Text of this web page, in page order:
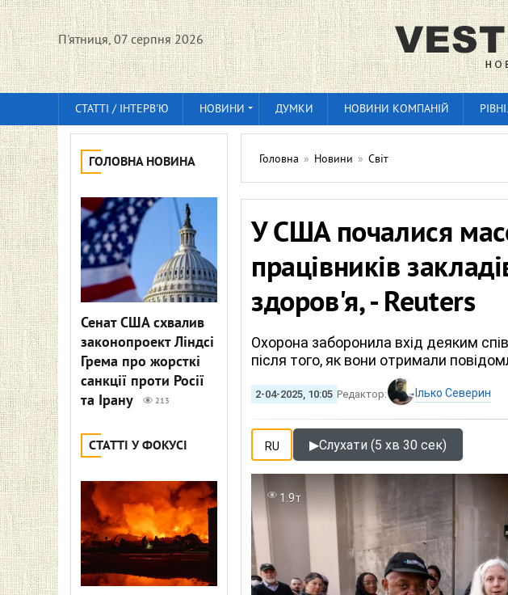
П'ятниця, 07 серпня 2026
СТАТТІ / ІНТЕРВ'Ю НОВИНИ ДУМКИ НОВИНИ КОМПАНІЙ
ГОЛОВНА НОВИНА
Сенат США схвалив
законопроект Ліндсі
Грема про жорсткі
санкції проти Росії
та Ірану
213
СТАТТІ У ФОКУСІ
Головна » Новини » Світ
У США почалися
працівників
здоров'я, - Reuters
Охорона заборонила вхід деяким
після того, як вони отримали
2-04-2025, 10:05 Редактор: Ілько Северин
RU ▶Слухати (5 хв 30 сек)
1.9т